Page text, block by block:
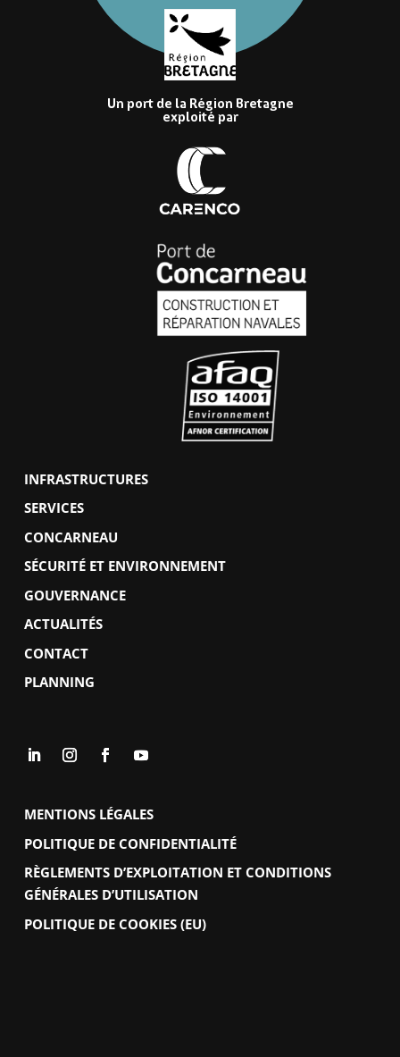
Un port de la Région Bretagne
exploité par
INFRASTRUCTURES
SERVICES
CONCARNEAU
SÉCURITÉ ET ENVIRONNEMENT
GOUVERNANCE
ACTUALITÉS
CONTACT
PLANNING
MENTIONS LÉGALES
POLITIQUE DE CONFIDENTIALITÉ
RÈGLEMENTS D’EXPLOITATION ET CONDITIONS
GÉNÉRALES D’UTILISATION
POLITIQUE DE COOKIES (EU)